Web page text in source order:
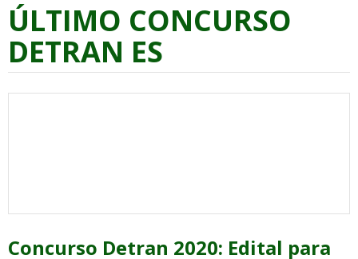
ÚLTIMO CONCURSO
DETRAN ES
Concurso Detran 2020: Edital para